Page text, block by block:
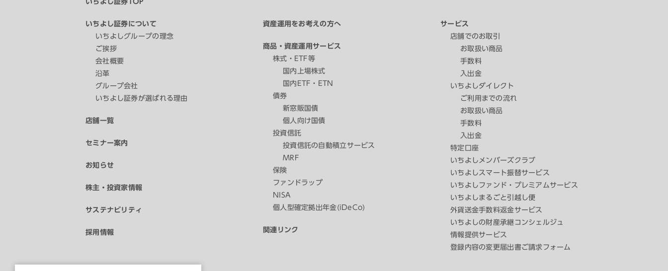
いちよし証券TOP
いちよし証券について
いちよしグループの理念
ご挨拶
会社概要
沿革
グループ会社
いちよし証券が選ばれる理由
店舗一覧
セミナー案内
お知らせ
株主・投資家情報
サステナビリティ
採用情報
資産運用をお考えの方へ
商品・資産運用サービス
株式・ETF等
国内上場株式
国内ETF・ETN
債券
新窓販国債
個人向け国債
投資信託
投資信託の自動積立サービス
MRF
保険
ファンドラップ
NISA
個人型確定拠出年金(iDeCo)
関連リンク
サービス
店舗でのお取引
お取扱い商品
手数料
入出金
いちよしダイレクト
ご利用までの流れ
お取扱い商品
手数料
入出金
特定口座
いちよしメンバーズクラブ
いちよしスマート振替サービス
いちよしファンド・プレミアムサービス
いちよしまるごと引越し便
外貨送金手数料返金サービス
いちよしの財産承継コンシェルジュ
情報提供サービス
登録内容の変更届出書ご請求フォーム